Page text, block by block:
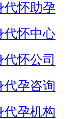
代怀助孕
代怀中心
代怀公司
代孕咨询
代孕机构